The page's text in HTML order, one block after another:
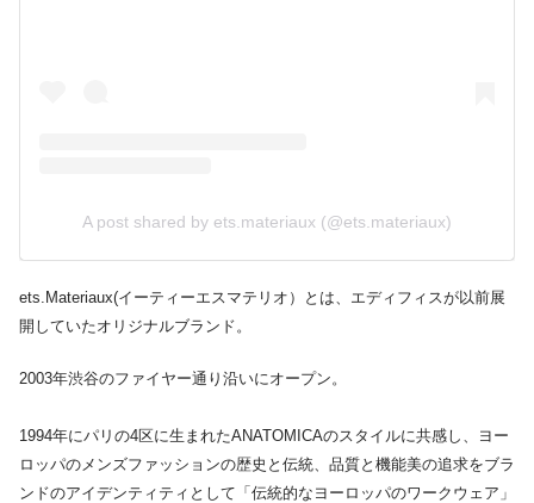
A post shared by ets.materiaux (@ets.materiaux)
ets.Materiaux(イーティーエスマテリオ）とは、エディフィスが以前展
開していたオリジナルブランド。
2003年渋谷のファイヤー通り沿いにオープン。
1994年にパリの4区に生まれたANATOMICAのスタイルに共感し、ヨー
ロッパのメンズファッションの歴史と伝統、品質と機能美の追求をブラ
ンドのアイデンティティとして「伝統的なヨーロッパのワークウェア」